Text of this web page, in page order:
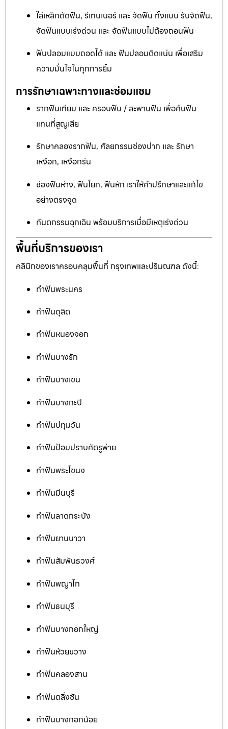
ใส่เหล็กดัดฟัน, รีเทนเนอร์ และ จัดฟัน ทั้งแบบ รับจัดฟัน,
จัดฟันแบบเร่งด่วน และ จัดฟันแบบไม่ต้องถอนฟัน
ฟันปลอมแบบถอดได้ และ ฟันปลอมติดแน่น เพื่อเสริม
ความมั่นใจในทุกการยิ้ม
การรักษาเฉพาะทางและซ่อมแซม
รากฟันเทียม และ ครอบฟัน / สะพานฟัน เพื่อคืนฟัน
แทนที่สูญเสีย
รักษาคลองรากฟัน, ศัลยกรรมช่องปาก และ รักษา
เหงือก, เหงือกร่น
ช่องฟันห่าง, ฟันโยก, ฟันหัก เราให้คำปรึกษาและแก้ไข
อย่างตรงจุด
ทันตกรรมฉุกเฉิน พร้อมบริการเมื่อมีเหตุเร่งด่วน
พื้นที่บริการของเรา
คลินิกของเราครอบคลุมพื้นที่ กรุงเทพและปริมณฑล ดังนี้:
ทำฟันพระนคร
ทำฟันดุสิต
ทำฟันหนองจอก
ทำฟันบางรัก
ทำฟันบางเขน
ทำฟันบางกะปิ
ทำฟันปทุมวัน
ทำฟันป้อมปราบศัตรูพ่าย
ทำฟันพระโขนง
ทำฟันมีนบุรี
ทำฟันลาดกระบัง
ทำฟันยานนาวา
ทำฟันสัมพันธวงศ์
ทำฟันพญาไท
ทำฟันธนบุรี
ทำฟันบางกอกใหญ่
ทำฟันห้วยขวาง
ทำฟันคลองสาน
ทำฟันตลิ่งชัน
ทำฟันบางกอกน้อย